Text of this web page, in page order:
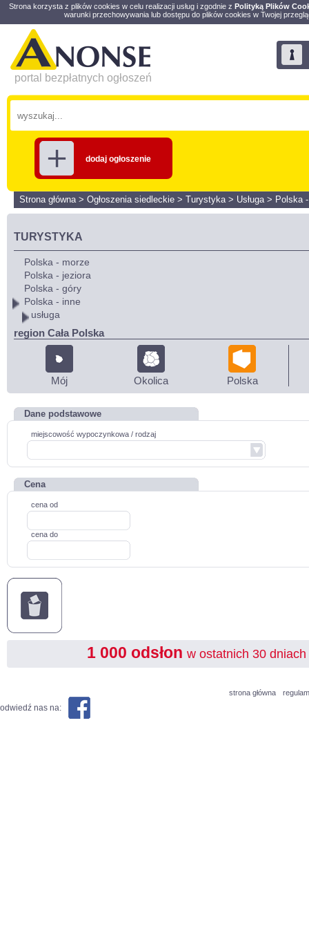
Strona korzysta z plików cookies w celu realizacji usług i zgodnie z Polityką Plików
warunki przechowywania lub dostępu do plików cookies w Twojej
portal bezpłatnych ogłoszeń
dodaj ogłoszenie
Strona główna> Ogłoszenia siedleckie > Turystyka> Usługa> Polska
TURYSTYKA
Polska - morze
Polska - jeziora
Polska - góry
Polska - inne
usługa
region Cała Polska
Mój Okolica Polska
Dane podstawowe
miejscowość wypoczynkowa / rodzaj
Cena
cena od
cena do
1 000 odsłon w ostatnich 30 dniach
strona główna
odwiedź nas na: